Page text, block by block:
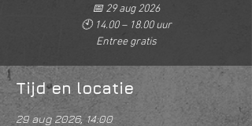
📅 29 aug 2026
🕙 14.00 – 18.00 uur
Entree gratis
Tijd en locatie
29 aug 2026, 14:00